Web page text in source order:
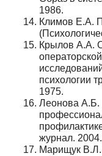
1986.
Климов Е.А.
Крылов А.А.
психологии
1975.
Леонова А.Б.
журнал.
Марищук